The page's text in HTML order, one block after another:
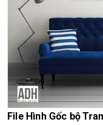
Thế giới Decor
File Hình Gốc bộ